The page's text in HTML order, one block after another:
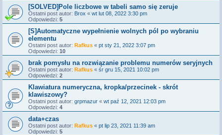
[SOLVED]Pole liczbowe w tabeli samo się zeruje
Ostatni post autor: Brox « wt lut 08, 2022 3:30 pm
Odpowiedzi: 5
[S]Automatyczne wypełnienie wolnych pól po wybraniu
elementu
Ostatni post autor: Rafkus « pt sty 21, 2022 3:07 pm
Odpowiedzi: 10
brak pomysłu na rozwiązanie problemu numerów seryjnych
Ostatni post autor: Rafkus « śr gru 15, 2021 10:02 pm
Odpowiedzi: 2
Klawiatura numeryczna, kropka/przecinek - skrót
klawiszowy?
Ostatni post autor: grpmazur « wt paź 12, 2021 12:03 pm
Odpowiedzi: 4
data+czas
Ostatni post autor: Rafkus « pt lip 23, 2021 11:39 am
Odpowiedzi: 5